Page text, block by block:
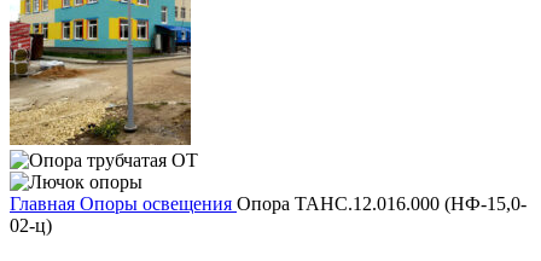
Главная Опоры освещения Опора ТАНС.12.016.000 (НФ-15,0-
02-ц)